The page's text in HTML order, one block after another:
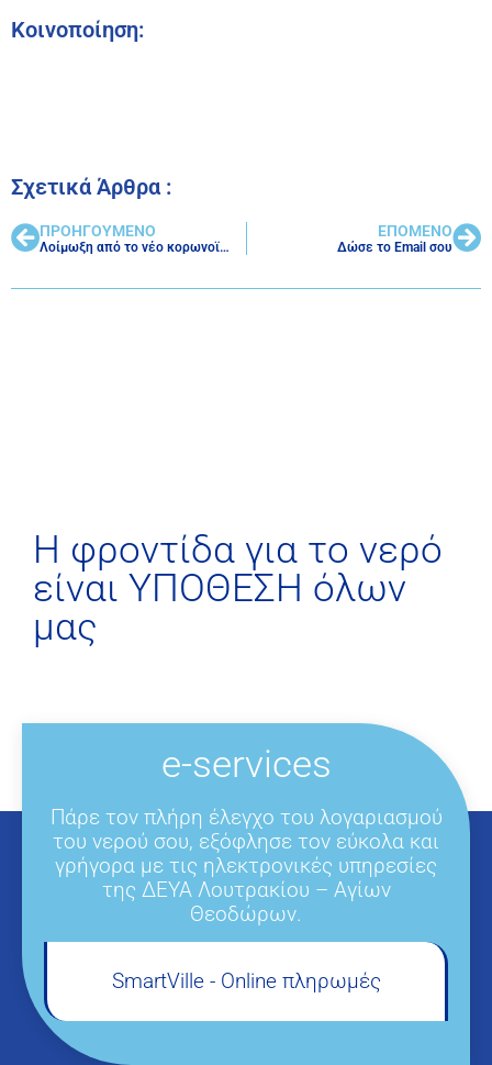
Κοινοποίηση:
Σχετικά Άρθρα :
ΠΡΟΗΓΟΥΜΕΝΟ
Λοίμωξη από το νέο κορωνοϊό Covid-19
ΕΠΟΜΕΝΟ
Δώσε το Email σου
H φροντίδα για το νερό
είναι ΥΠΟΘΕΣΗ όλων
μας
e-services
Πάρε τον πλήρη έλεγχο του λογαριασμού
του νερού σου, εξόφλησε τον εύκολα και
γρήγορα με τις ηλεκτρονικές υπηρεσίες
της ΔΕΥΑ Λουτρακίου – Αγίων
Θεοδώρων.
SmartVille - Online πληρωμές